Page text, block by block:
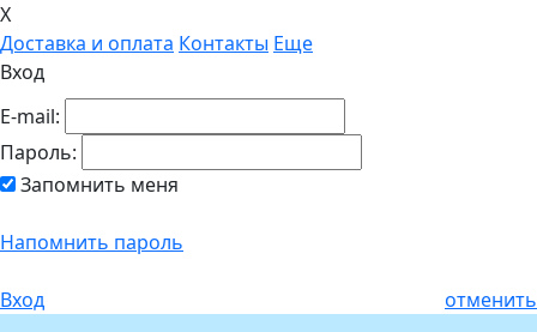
X
Доставка и оплата Контакты Еще
Вход
E-mail:
Пароль:
Запомнить меня
Напомнить пароль
Вход отменить